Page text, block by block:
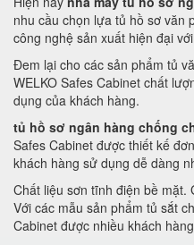
nhu cầu chọn lựa tủ hồ sơ văn
công nghệ sản xuất hiện đại
Đem lại cho các sản phẩm tủ
WELKO Safes Cabinet chất
dụng của khách hàng.
tủ hồ sơ ngân hàng chống
Safes Cabinet được thiết kế
khách hàng sử dụng dễ dàng
Chất liệu sơn tĩnh điện bề mặt.
Với các mẫu sản phẩm tủ sắt
Cabinet được nhiều khách